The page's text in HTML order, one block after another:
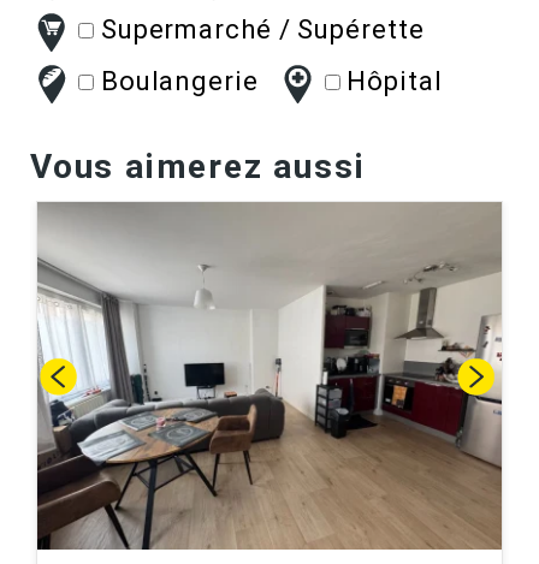
Supermarché / Supérette
Boulangerie
Hôpital
Vous aimerez aussi